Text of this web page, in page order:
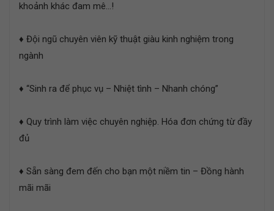
khoảnh khác đam mê…!
♦ Đội ngũ chuyên viên kỹ thuật giàu kinh nghiệm trong
ngành
♦ “Sinh ra để phục vụ – Nhiệt tình – Nhanh chóng”
♦ Quy trình làm việc chuyên nghiệp. Hóa đơn chứng từ đầy
đủ
♦ Sẵn sàng đem đến cho bạn một niềm tin – Đồng hành
mãi mãi